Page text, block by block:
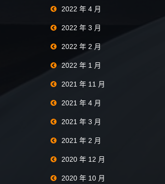
2022 年 4 月
2022 年 3 月
2022 年 2 月
2022 年 1 月
2021 年 11 月
2021 年 4 月
2021 年 3 月
2021 年 2 月
2020 年 12 月
2020 年 10 月